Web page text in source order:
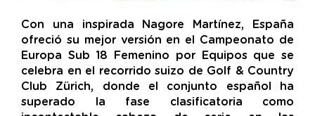
Con una inspirada Nagore Martínez, España
ofreció su mejor versión en el Campeonato de
Europa Sub 18 Femenino por Equipos que se
celebra en el recorrido suizo de Golf & Country
Club Zürich, donde el conjunto español ha
superado la fase clasificatoria como